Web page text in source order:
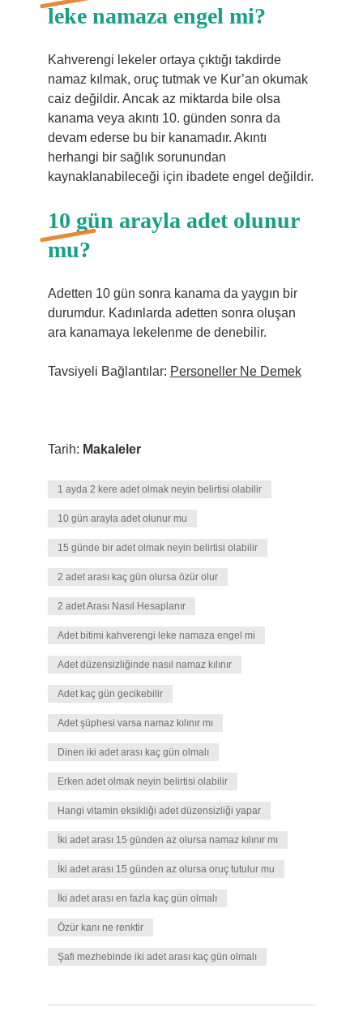
leke namaza engel mi?
Kahverengi lekeler ortaya çıktığı takdirde
namaz kılmak, oruç tutmak ve Kur’an okumak
caiz değildir. Ancak az miktarda bile olsa
kanama veya akıntı 10. günden sonra da
devam ederse bu bir kanamadır. Akıntı
herhangi bir sağlık sorunundan
kaynaklanabileceği için ibadete engel değildir.
10 gün arayla adet olunur
mu?
Adetten 10 gün sonra kanama da yaygın bir
durumdur. Kadınlarda adetten sonra oluşan
ara kanamaya lekelenme de denebilir.
Tavsiyeli Bağlantılar: Personeller Ne Demek
Tarih: Makaleler
1 ayda 2 kere adet olmak neyin belirtisi olabilir
10 gün arayla adet olunur mu
15 günde bir adet olmak neyin belirtisi olabilir
2 adet arası kaç gün olursa özür olur
2 adet Arası Nasıl Hesaplanır
Adet bitimi kahverengi leke namaza engel mi
Adet düzensizliğinde nasıl namaz kılınır
Adet kaç gün gecikebilir
Adet şüphesi varsa namaz kılınır mı
Dinen iki adet arası kaç gün olmalı
Erken adet olmak neyin belirtisi olabilir
Hangi vitamin eksikliği adet düzensizliği yapar
İki adet arası 15 günden az olursa namaz kılınır mı
İki adet arası 15 günden az olursa oruç tutulur mu
İki adet arası en fazla kaç gün olmalı
Özür kanı ne renktir
Şafi mezhebinde iki adet arası kaç gün olmalı